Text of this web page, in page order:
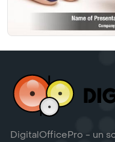
DigitalOfficePro - un